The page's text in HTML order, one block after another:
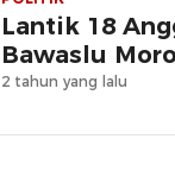
Lantik 18
Bawaslu
2 tahun yang lalu